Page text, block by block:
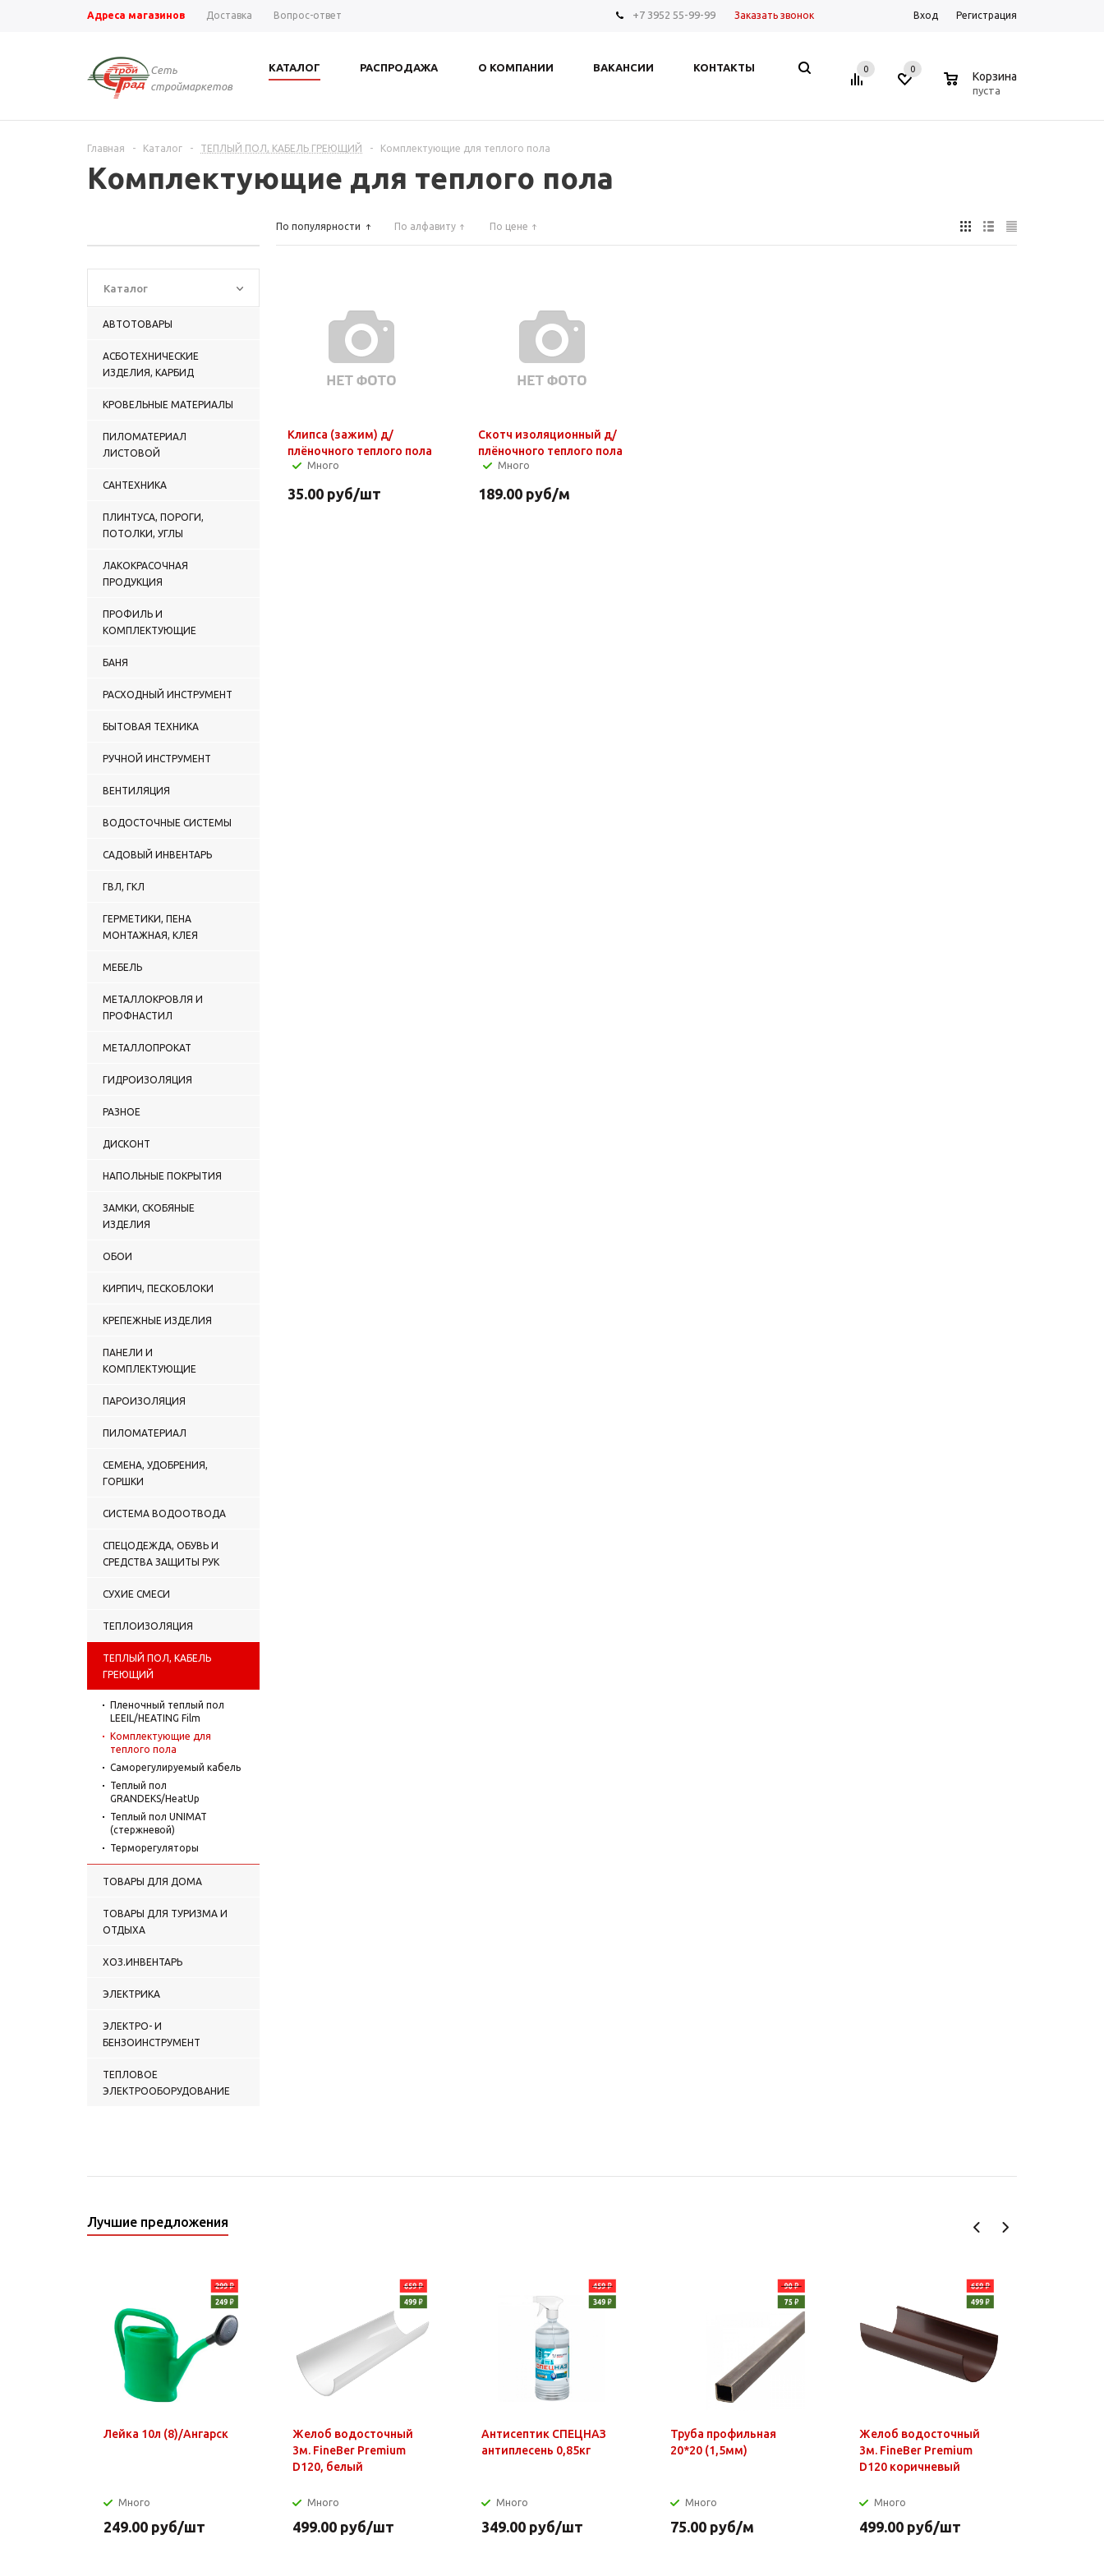
Адреса магазинов Доставка Вопрос-ответ +7 3952 55-99-99 Заказать звонок Вход Регистрация
Сеть
строймаркетов
КАТАЛОГ РАСПРОДАЖА О КОМПАНИИ ВАКАНСИИ КОНТАКТЫ 0 0
Корзина
пуста
Главная - Каталог - ТЕПЛЫЙ ПОЛ, КАБЕЛЬ ГРЕЮЩИЙ - Комплектующие для теплого пола
Комплектующие для теплого пола
Каталог
АВТОТОВАРЫ
АСБОТЕХНИЧЕСКИЕ
ИЗДЕЛИЯ, КАРБИД
КРОВЕЛЬНЫЕ МАТЕРИАЛЫ
ПИЛОМАТЕРИАЛ
ЛИСТОВОЙ
САНТЕХНИКА
ПЛИНТУСА, ПОРОГИ,
ПОТОЛКИ, УГЛЫ
ЛАКОКРАСОЧНАЯ
ПРОДУКЦИЯ
ПРОФИЛЬ И
КОМПЛЕКТУЮЩИЕ
БАНЯ
РАСХОДНЫЙ ИНСТРУМЕНТ
БЫТОВАЯ ТЕХНИКА
РУЧНОЙ ИНСТРУМЕНТ
ВЕНТИЛЯЦИЯ
ВОДОСТОЧНЫЕ СИСТЕМЫ
САДОВЫЙ ИНВЕНТАРЬ
ГВЛ, ГКЛ
ГЕРМЕТИКИ, ПЕНА
МОНТАЖНАЯ, КЛЕЯ
МЕБЕЛЬ
МЕТАЛЛОКРОВЛЯ И
ПРОФНАСТИЛ
МЕТАЛЛОПРОКАТ
ГИДРОИЗОЛЯЦИЯ
РАЗНОЕ
ДИСКОНТ
НАПОЛЬНЫЕ ПОКРЫТИЯ
ЗАМКИ, СКОБЯНЫЕ
ИЗДЕЛИЯ
ОБОИ
КИРПИЧ, ПЕСКОБЛОКИ
КРЕПЕЖНЫЕ ИЗДЕЛИЯ
ПАНЕЛИ И
КОМПЛЕКТУЮЩИЕ
ПАРОИЗОЛЯЦИЯ
ПИЛОМАТЕРИАЛ
СЕМЕНА, УДОБРЕНИЯ,
ГОРШКИ
СИСТЕМА ВОДООТВОДА
СПЕЦОДЕЖДА, ОБУВЬ И
СРЕДСТВА ЗАЩИТЫ РУК
СУХИЕ СМЕСИ
ТЕПЛОИЗОЛЯЦИЯ
ТЕПЛЫЙ ПОЛ, КАБЕЛЬ
ГРЕЮЩИЙ
Пленочный теплый пол
LEEIL/HEATING Film
Комплектующие для
теплого пола
Саморегулируемый кабель
Теплый пол
GRANDEKS/HeatUp
Теплый пол UNIMAT
(стержневой)
Терморегуляторы
ТОВАРЫ ДЛЯ ДОМА
ТОВАРЫ ДЛЯ ТУРИЗМА И
ОТДЫХА
ХОЗ.ИНВЕНТАРЬ
ЭЛЕКТРИКА
ЭЛЕКТРО- И
БЕНЗОИНСТРУМЕНТ
ТЕПЛОВОЕ
ЭЛЕКТРООБОРУДОВАНИЕ
По популярности По алфавиту По цене
Клипса (зажим) д/
плёночного теплого пола
Много
35.00 руб/шт
Скотч изоляционный д/
плёночного теплого пола
Много
189.00руб/м
Лучшие предложения
Лейка 10л (8)/Ангарск
Много
249.00 руб/шт
Желоб водосточный
3м. FineBer Premium
D120, белый
Много
499.00 руб/шт
Антисептик СПЕЦНАЗ
антиплесень 0,85кг
Много
349.00 руб/шт
Труба профильная
20*20 (1,5мм)
Много
75.00 руб/м
Желоб водосточный
3м. FineBer Premium
D120 коричневый
Много
499.00 руб/шт